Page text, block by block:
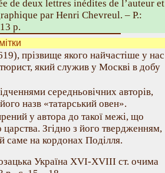
de deux lettres inédites de l’auteur et
par Henri Chevreul. – P.:
р.
прізвище якого найчастіше у нас
який служив у Москві в добу
середньовічних авторів,
назв «татарський овен».
у автора до такої межі, що
Згідно з його твердженням,
саме на кордонах Поділля.
Україна ХVІ-ХVІІІ ст. очима